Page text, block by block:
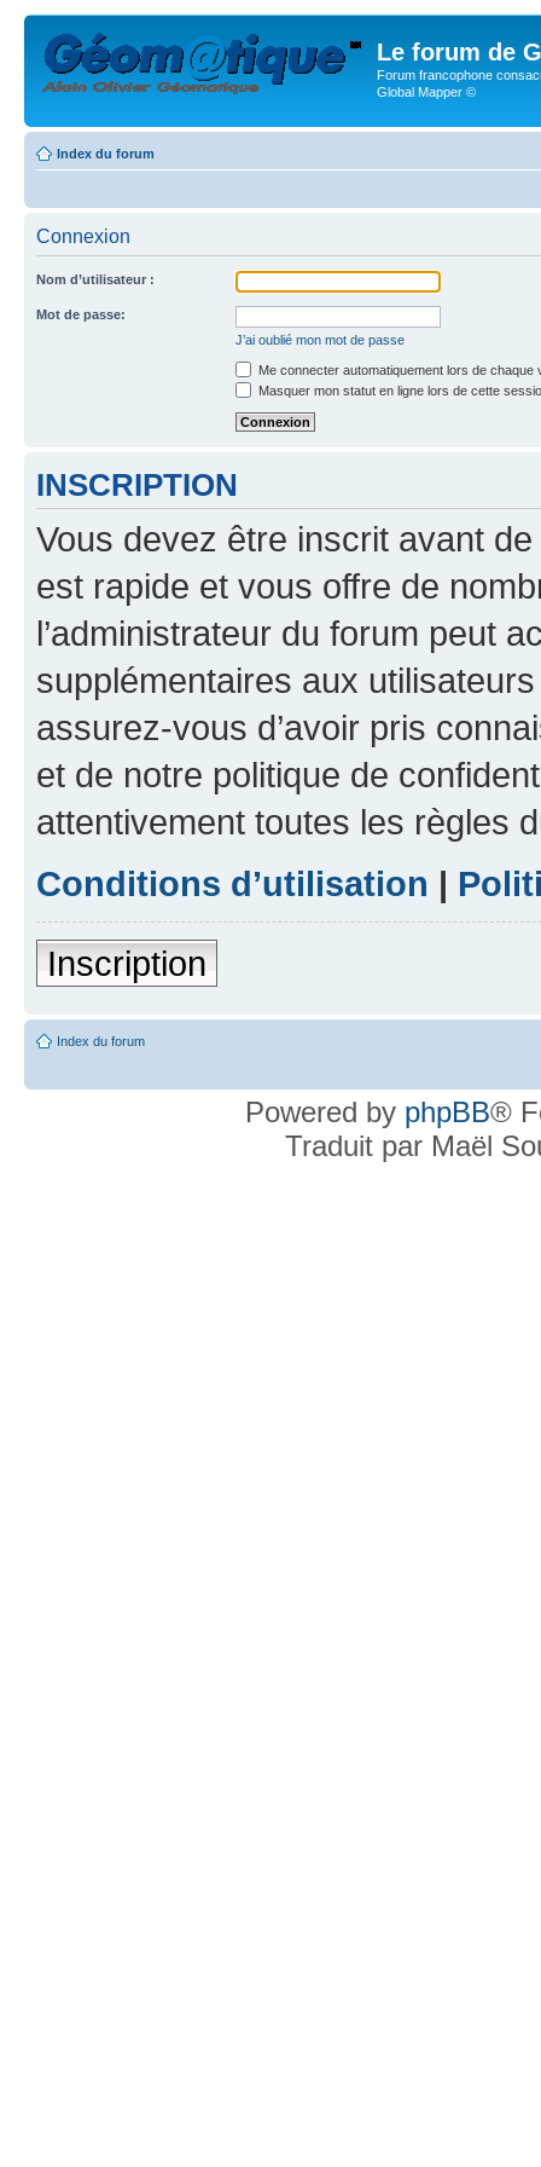
Le forum de
Forum francophone
Global Mapper ©
Index du forum
Connexion
Nom d’utilisateur :
Mot de passe:
J’ai oublié mon mot de passe
Me connecter automatiquement lors de chaque
Masquer mon statut en ligne lors de cette
INSCRIPTION
Vous devez être inscrit avant
est rapide et vous offre de
l’administrateur du forum peut
supplémentaires aux
assurez-vous d’avoir pris
et de notre politique de
attentivement toutes les règles
Conditions d’utilisation |
Inscription
Index du forum
Powered by phpBB®
Traduit par Maël